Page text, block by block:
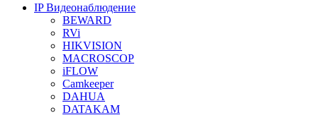
IP Видеонаблюдение
BEWARD
RVi
HIKVISION
MACROSCOP
iFLOW
Camkeeper
DAHUA
DATAKAM